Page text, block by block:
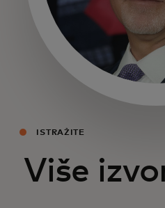
opens in a new tab
ISTRAŽITE
Više